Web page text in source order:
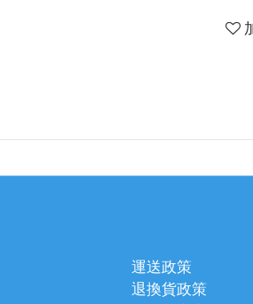
運送政策
退換貨政策